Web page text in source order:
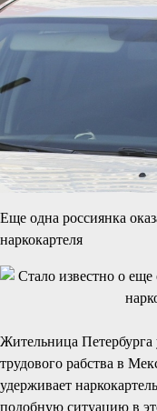
Еще одна россиянка
наркокартеля
Жительница Петербурга
трудового рабства в
удерживает
подобную ситуацию в